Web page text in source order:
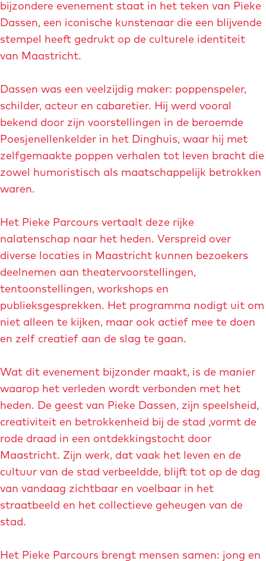
t
v
e
r
r
o
t
e
a
f
b
e
l
d
i
n
g
P
o
t
r
e
t
P
i
e
k
e
D
s
.
i
m
a
e
e
n
p
o
u
p
m
e
t
v
e
g
r
o
t
e
a
f
b
e
l
d
i
n
g
p
o
p
P
e
bijzondere evenement staat in het teken van Pieke
Dassen, een iconische kunstenaar die een blijvende
stempel heeft gedrukt op de culturele identiteit
van Maastricht.
Dassen was een veelzijdig maker: poppenspeler,
schilder, acteur en cabaretier. Hij werd vooral
bekend door zijn voorstellingen in de beroemde
Poesjenellenkelder in het Dinghuis, waar hij met
zelfgemaakte poppen verhalen tot leven bracht die
zowel humoristisch als maatschappelijk betrokken
waren.
Het Pieke Parcours vertaalt deze rijke
nalatenschap naar het heden. Verspreid over
diverse locaties in Maastricht kunnen bezoekers
deelnemen aan theatervoorstellingen,
tentoonstellingen, workshops en
publieksgesprekken. Het programma nodigt uit om
niet alleen te kijken, maar ook actief mee te doen
en zelf creatief aan de slag te gaan.
Wat dit evenement bijzonder maakt, is de manier
waarop het verleden wordt verbonden met het
heden. De geest van Pieke Dassen, zijn speelsheid,
creativiteit en betrokkenheid bij de stad ,vormt de
rode draad in een ontdekkingstocht door
Maastricht. Zijn werk, dat vaak het leven en de
cultuur van de stad verbeeldde, blijft tot op de dag
van vandaag zichtbaar en voelbaar in het
straatbeeld en het collectieve geheugen van de
stad.
Het Pieke Parcours brengt mensen samen: jong en